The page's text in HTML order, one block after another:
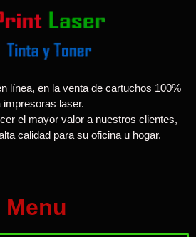
línea, en la venta de cartuchos 100%
laser.
el mayor valor a nuestros clientes,
calidad para su oficina u hogar.
Menu